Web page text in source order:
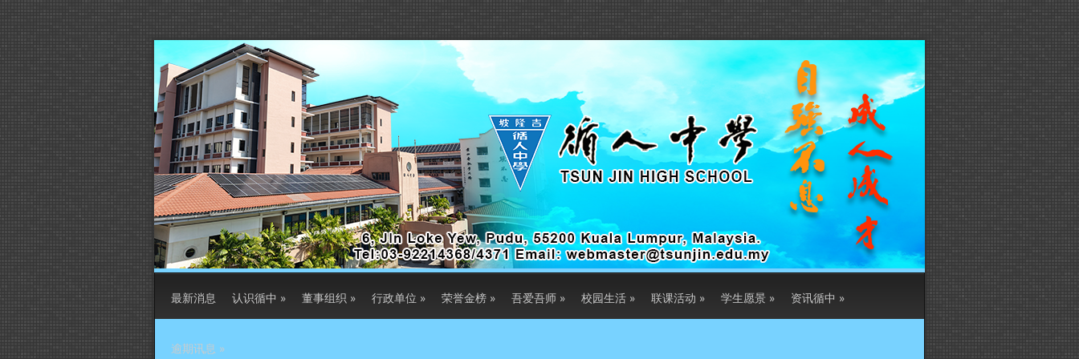
最新消息 认识循中 » 董事组织 » 行政单位 » 荣誉金榜 » 吾爱吾师 » 校园生活 » 联课活动 » 学生愿景 » 资讯循中 »
逾期讯息 »